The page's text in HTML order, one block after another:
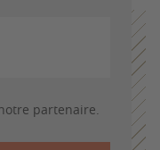
partenaire.